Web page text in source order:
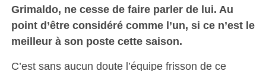
Grimaldo, ne cesse de faire parler de lui. Au
point d’être considéré comme l’un, si ce n’est le
meilleur à son poste cette saison.
C’est sans aucun doute l’équipe frisson de ce